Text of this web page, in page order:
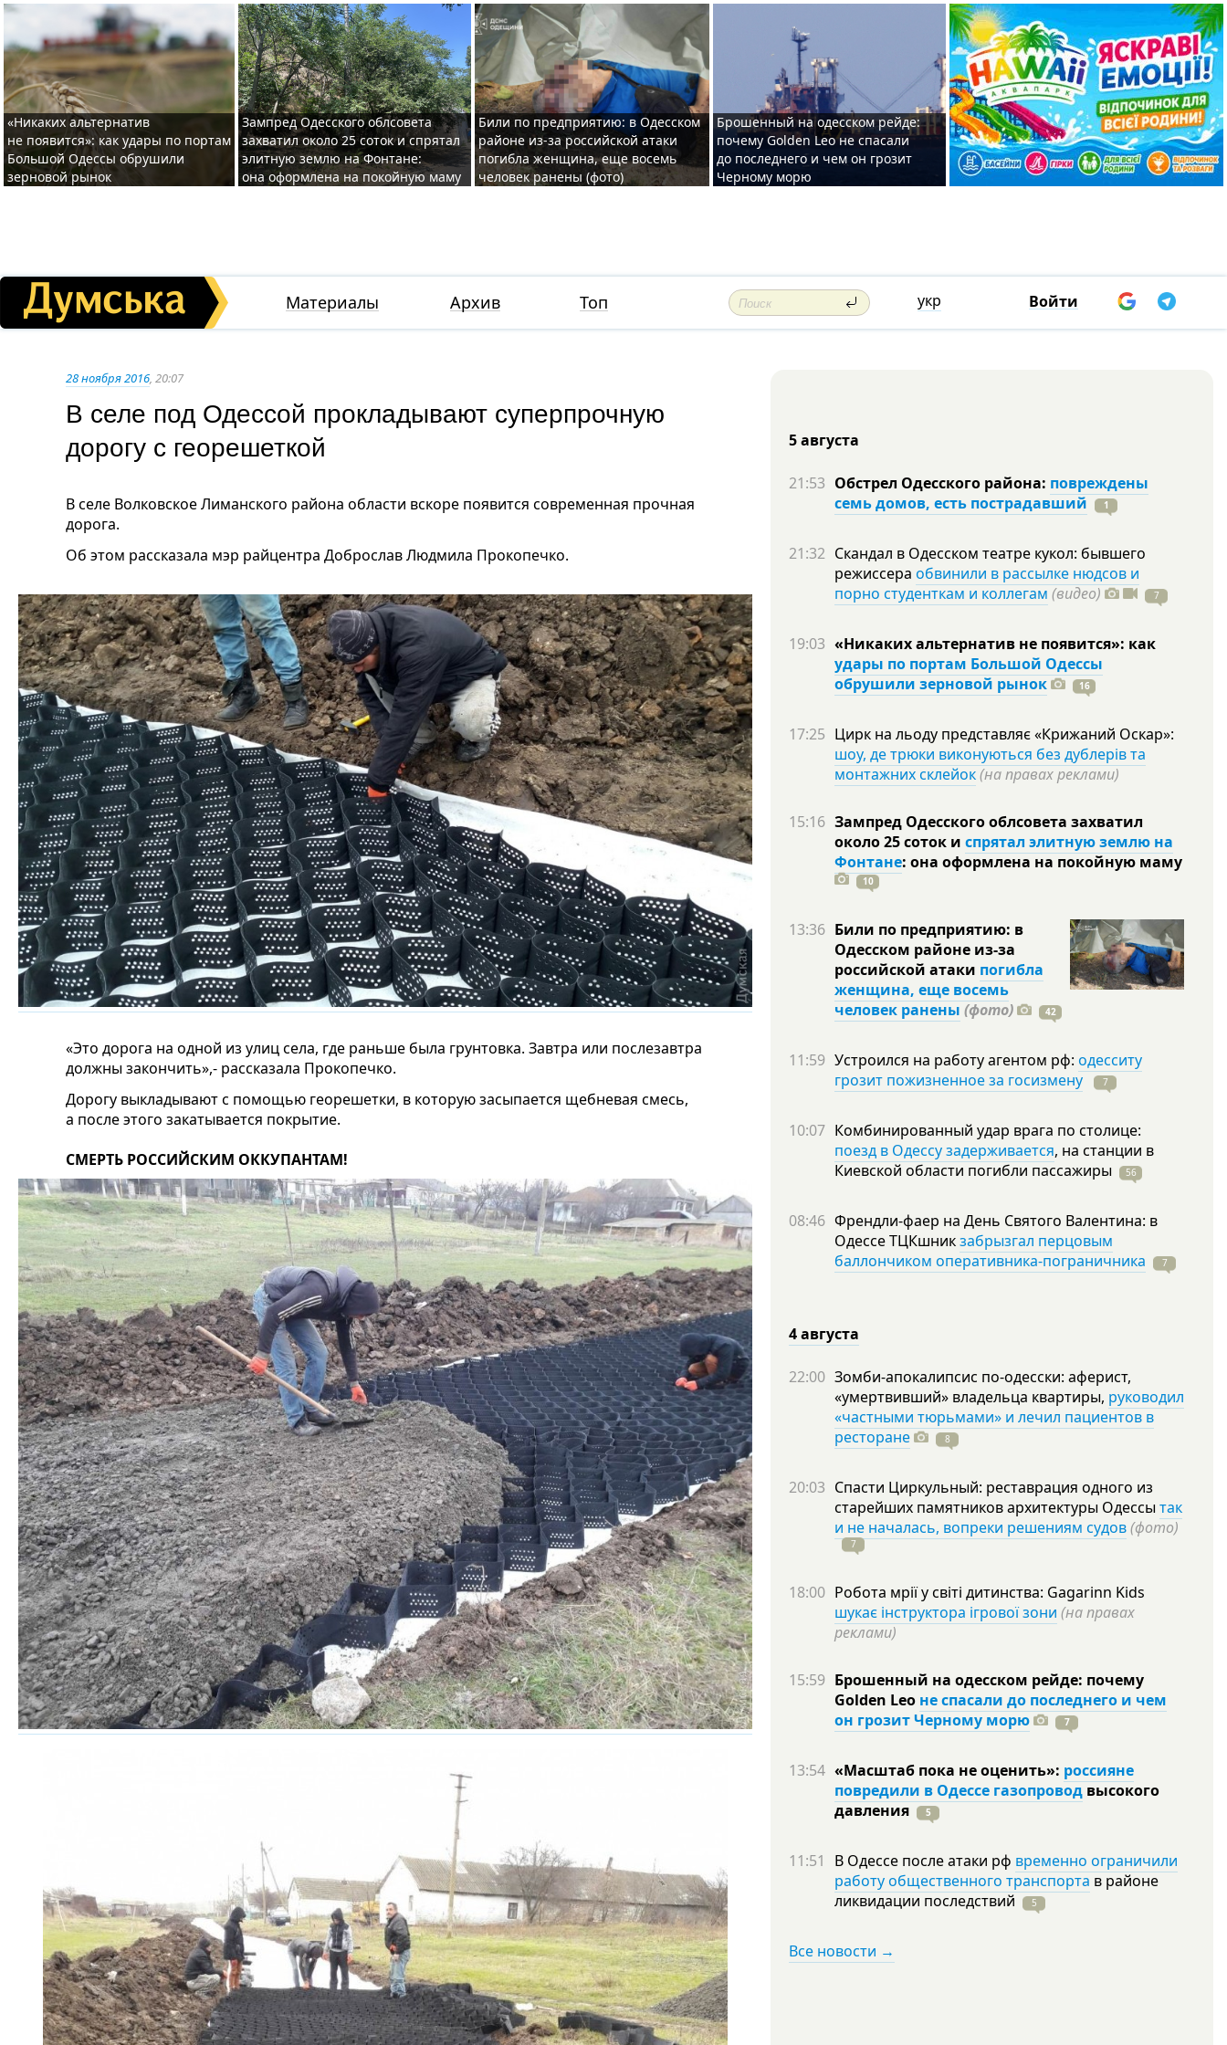
«Никаких альтернатив
не появится»: как удары по портам
Большой Одессы обрушили
зерновой рынок
Зампред Одесского облсовета
захватил около 25 соток и спрятал
элитную землю на Фонтане:
она оформлена на покойную маму
Били по предприятию: в Одесском
районе из-за российской атаки
погибла женщина, еще восемь
человек ранены (фото)
Брошенный на одесском рейде:
почему Golden Leo не спасали
до последнего и чем он грозит
Черному морю
Материалы Архив Топ укр Войти
28 ноября 2016, 20:07
В селе под Одессой прокладывают суперпрочную
дорогу с георешеткой
В селе Волковское Лиманского района области вскоре появится современная прочная
дорога.
Об этом рассказала мэр райцентра Доброслав Людмила Прокопечко.
«Это дорога на одной из улиц села, где раньше была грунтовка. Завтра или послезавтра
должны закончить»,- рассказала Прокопечко.
Дорогу выкладывают с помощью георешетки, в которую засыпается щебневая смесь,
а после этого закатывается покрытие.
СМЕРТЬ РОССИЙСКИМ ОККУПАНТАМ!
5 августа
21:53 Обстрел Одесского района: повреждены
семь домов, есть пострадавший
1
21:32 Скандал в Одесском театре кукол: бывшего
режиссера обвинили в рассылке нюдсов и
порно студенткам и коллегам (видео) 7
19:03 «Никаких альтернатив не появится»: как
удары по портам Большой Одессы
обрушили зерновой рынок
16
17:25 Цирк на льоду представляє «Крижаний Оскар»:
шоу, де трюки виконуються без дублерів та
монтажних склейок(на правах реклами)
15:16 Зампред Одесского облсовета захватил
около 25 соток и спрятал элитную землю на
Фонтане: она оформлена на покойную маму
10
13:36 Били по предприятию: в
Одесском районе из-за
российской атаки погибла
женщина, еще восемь
человек ранены (фото) 42
11:59 Устроился на работу агентом рф: одесситу
грозит пожизненное за госизмену
7
10:07 Комбинированный удар врага по столице:
поезд в Одессу задерживается, на станции в
Киевской области погибли пассажиры 56
08:46 Френдли-фаер на День Святого Валентина: в
Одессе ТЦКшникзабрызгал перцовым
баллончиком оперативника-пограничника
7
4 августа
22:00 Зомби-апокалипсис по-одесски: аферист,
«умертвивший» владельца квартиры, руководил
«частными тюрьмами» и лечил пациентов в
ресторане
8
20:03 Спасти Циркульный: реставрация одного из
старейших памятников архитектуры Одессы так
и не началась, вопреки решениям судов(фото)
7
18:00 Робота мрії у світі дитинства: Gagarinn Kids
шукає інструктора ігрової зони (на правах
реклами)
15:59 Брошенный на одесском рейде: почему
Golden Leo не спасали до последнего и чем
он грозит Черному морю
7
13:54 «Масштаб пока не оценить»: россияне
повредили в Одессе газопровод высокого
давления
5
11:51 В Одессе после атаки рф временно ограничили
работу общественного транспорта в районе
ликвидации последствий 5
Все новости →